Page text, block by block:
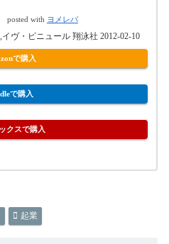
posted with ヨメレバ
ヴ・ピニュール 翔泳社 2012-02-10
で購入
で購入
クスで購入
起業